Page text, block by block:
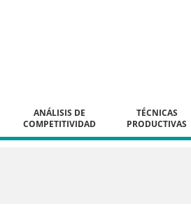
ANÁLISIS DE
COMPETITIVIDAD
TÉCNICAS
PRODUCTIVAS